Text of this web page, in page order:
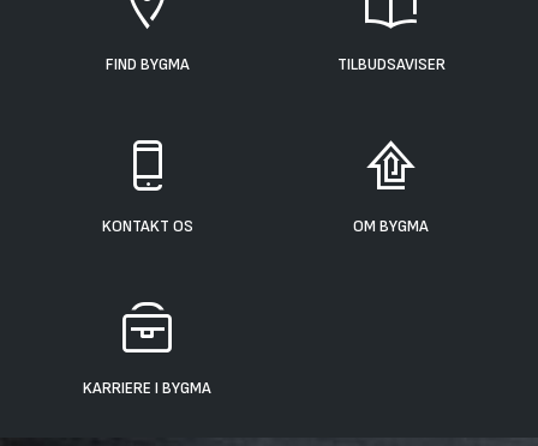
FIND BYGMA TILBUDSAVISER
KONTAKT OS OM BYGMA
KARRIERE I BYGMA